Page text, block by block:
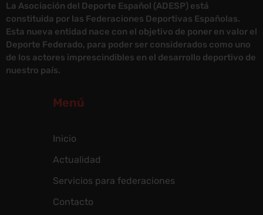
La Asociación del Deporte Español (ADESP) está
constituida por las Federaciones Deportivas Españolas.
Esta nueva entidad nace con el objetivo de poner en valor el
Deporte Federado, para poder ser considerados como uno
de los actores imprescindibles en el desarrollo deportivo de
nuestro país.
Menú
Inicio
Actualidad
Servicios para federaciones
Contacto